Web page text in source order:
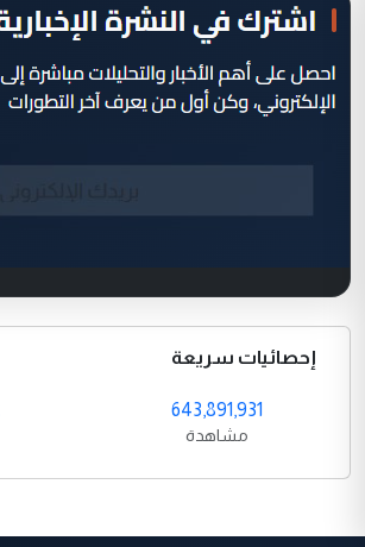
إحصائيات سريعة
643,891,931
مشاهدة